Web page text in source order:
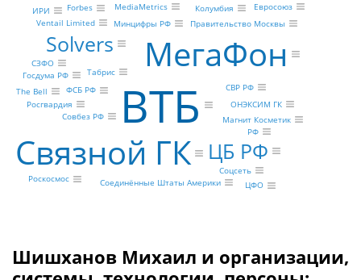
ВТБ
МегаФон
Связной ГК
Solvers
ЦБ РФ
Магнит Косметик
ОНЭКСИМ ГК
Табрис
Правительство Москвы
СВР РФ
Минцифры РФ
ФСБ РФ
Совбез РФ
Росгвардия
Госдума РФ
Роскосмос
Соцсеть
Ventail Limited
РФ
Соединённые Штаты Америки
Евросоюз
ЦФО
СЗФО
Колумбия
MediaMetrics
Forbes
The Bell
ИРИ
Шишханов Михаил и организации,